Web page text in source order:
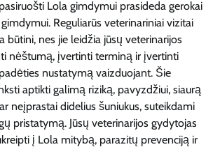
Lola gimdymui prasideda gerokai
Reguliarūs veterinariniai vizitai
būtini, nes jie leidžia jūsų veterinarijos
nėštumą, įvertinti terminą ir įvertinti
nustatymą vaizduojant. Šie
aptikti galimą riziką, pavyzdžiui, siaurą
neįprastai didelius šuniukus, suteikdami
pristatymą. Jūsų veterinarijos gydytojas
į Lola mitybą, parazitų prevenciją ir